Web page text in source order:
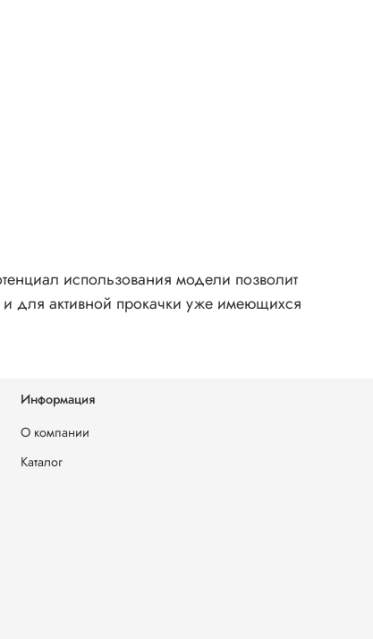
использования модели позволит
и для активной прокачки уже имеющихся
Информация
О компании
Каталог